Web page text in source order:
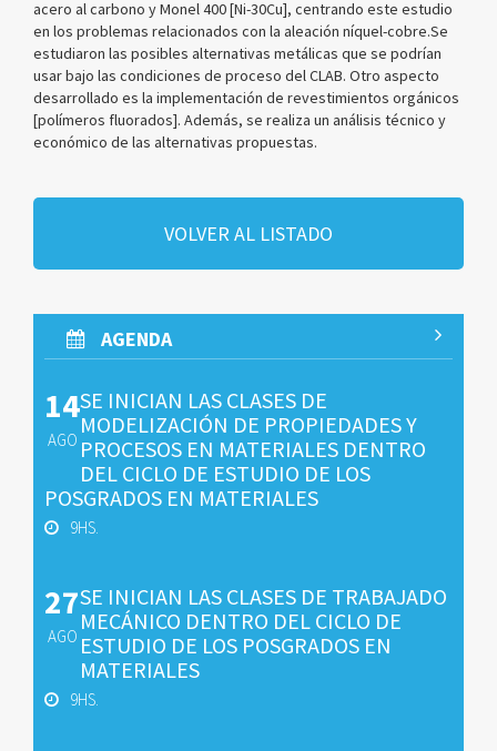
acero al carbono y Monel 400 [Ni-30Cu], centrando este estudio
en los problemas relacionados con la aleación níquel-cobre.Se
estudiaron las posibles alternativas metálicas que se podrían
usar bajo las condiciones de proceso del CLAB. Otro aspecto
desarrollado es la implementación de revestimientos orgánicos
[polímeros fluorados]. Además, se realiza un análisis técnico y
económico de las alternativas propuestas.
VOLVER AL LISTADO
AGENDA
14
AGO
SE INICIAN LAS CLASES DE
MODELIZACIÓN DE PROPIEDADES Y
PROCESOS EN MATERIALES DENTRO
DEL CICLO DE ESTUDIO DE LOS
POSGRADOS EN MATERIALES
9HS.
27
AGO
SE INICIAN LAS CLASES DE TRABAJADO
MECÁNICO DENTRO DEL CICLO DE
ESTUDIO DE LOS POSGRADOS EN
MATERIALES
9HS.